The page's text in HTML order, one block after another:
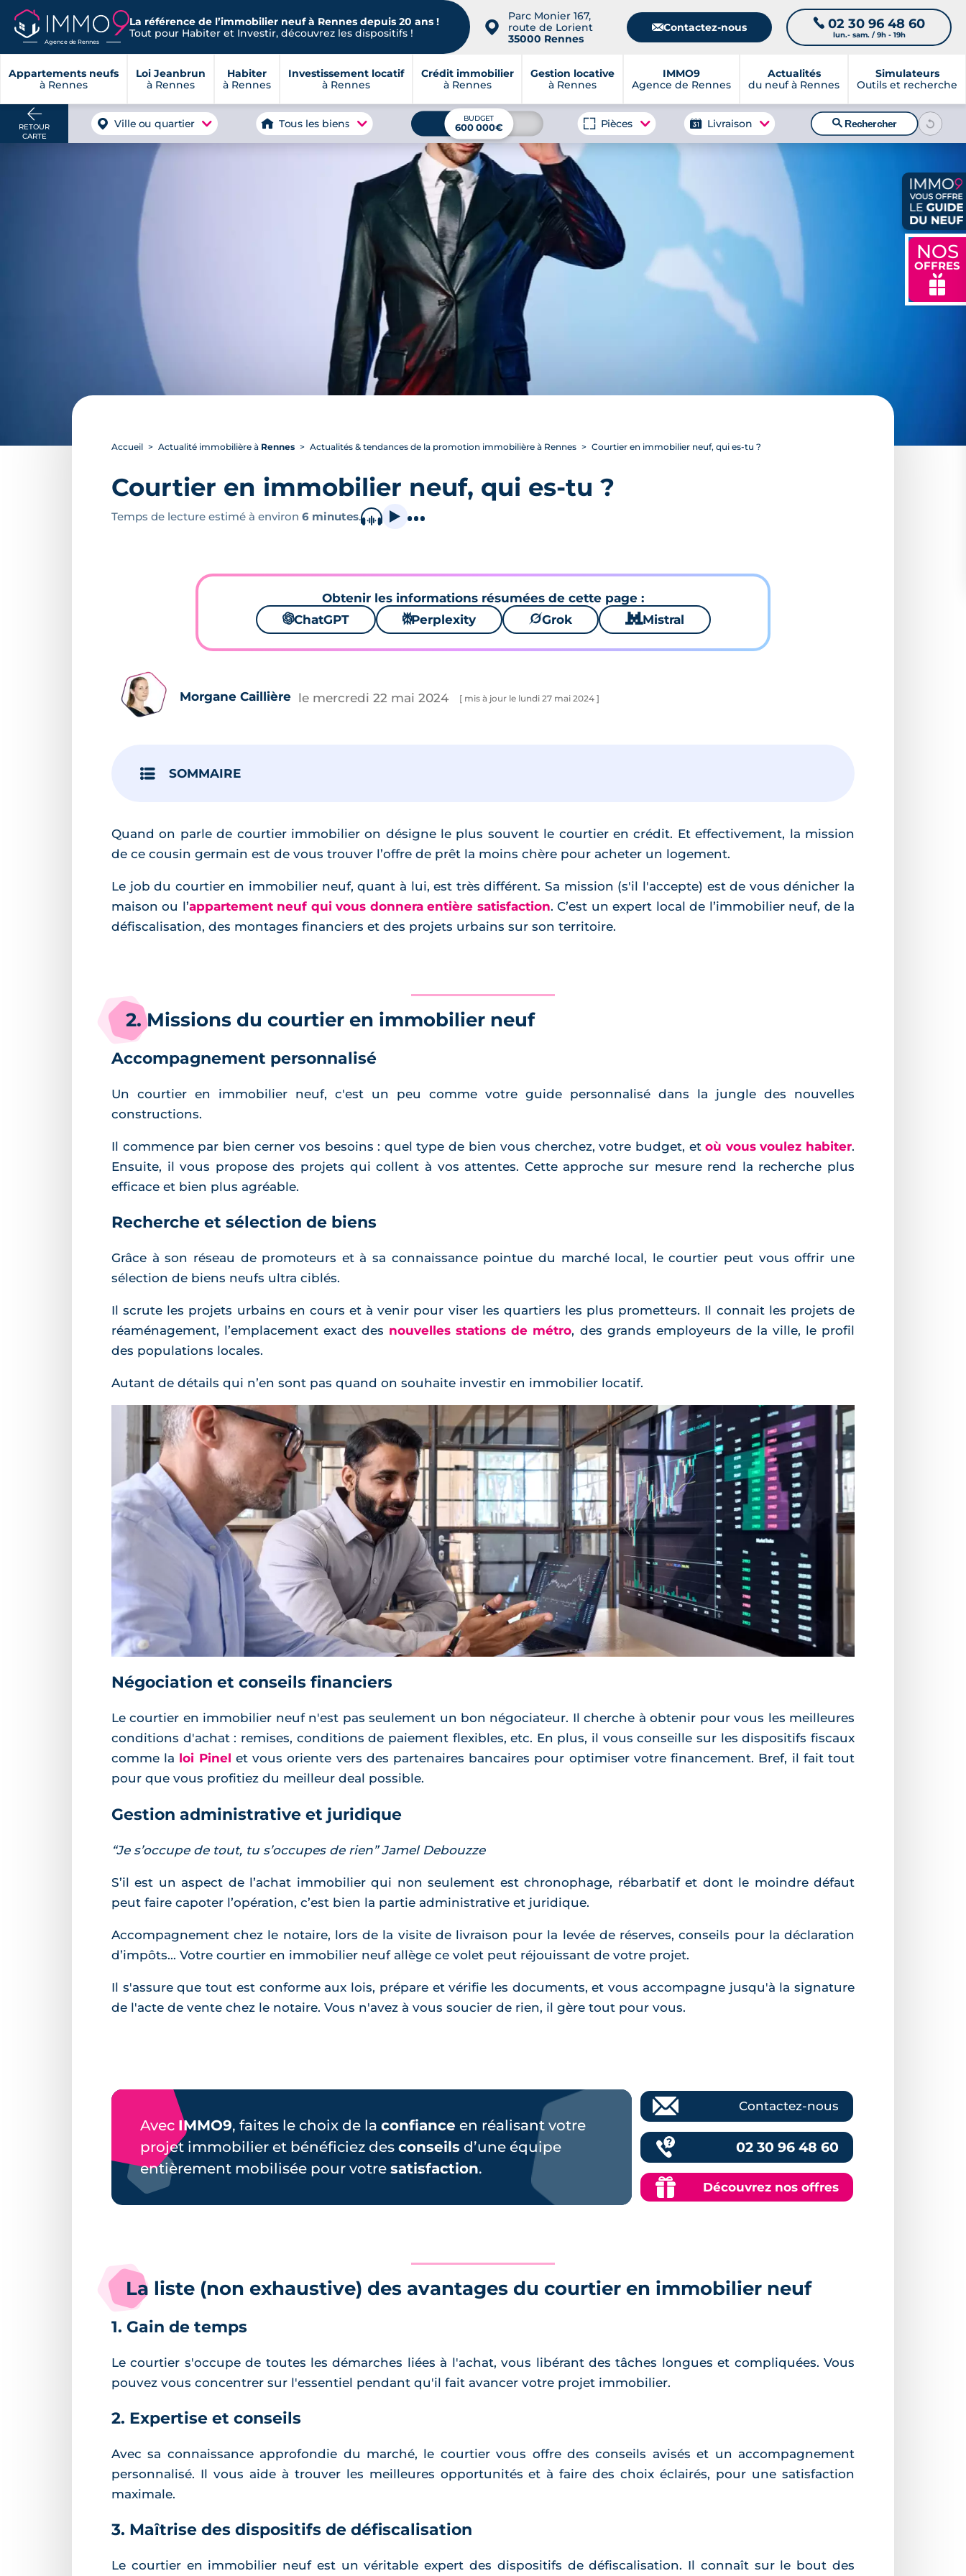
Agence de Rennes
La référence de l’immobilier neuf à Rennes depuis 20 ans !
Tout pour Habiter et Investir, découvrez les dispositifs !
📍
Parc Monier 167,
route de Lorient
35000 Rennes
📧Contactez-nous 📞 02 30 96 48 60
lun.- sam. / 9h - 19h
Appartements neufs
à Rennes
Loi Jeanbrun
à Rennes
Habiter
à Rennes
Investissement locatif
à Rennes
Crédit immobilier
à Rennes
Gestion locative
à Rennes
IMMO9
Agence de Rennes
Actualités
du neuf à Rennes
Simulateurs
Outils et recherche
NOS
OFFRES
🎁
RETOUR
CARTE
Ville ou quartier Tous les biens BUDGET
600 000€ Pièces Livraison 🔍Rechercher
Accueil Actualité immobilière à Rennes Actualités & tendances de la promotion immobilière à Rennes Courtier en immobilier neuf, qui es-tu ?
Courtier en immobilier neuf, qui es-tu ?
Temps de lecture estimé à environ 6 minutes.
Obtenir les informations résumées de cette page :
🌌ChatGPT ⚙Perplexity 🪐Grok 🐱 Mistral
Morgane Caillière le mercredi 22 mai 2024 [ mis à jour le lundi 27 mai 2024 ]
SOMMAIRE
Quand on parle de courtier immobilier on désigne le plus souvent le courtier en crédit. Et effectivement, la mission
de ce cousin germain est de vous trouver l’offre de prêt la moins chère pour acheter un logement.
Le job du courtier en immobilier neuf, quant à lui, est très différent. Sa mission (s'il l'accepte) est de vous dénicher la
maison ou l’appartement neuf qui vous donnera entière satisfaction. C’est un expert local de l’immobilier neuf, de la
défiscalisation, des montages financiers et des projets urbains sur son territoire.
2. Missions du courtier en immobilier neuf
Accompagnement personnalisé
Un courtier en immobilier neuf, c'est un peu comme votre guide personnalisé dans la jungle des nouvelles
constructions.
Il commence par bien cerner vos besoins : quel type de bien vous cherchez, votre budget, etoù vous voulez habiter.
Ensuite, il vous propose des projets qui collent à vos attentes. Cette approche sur mesure rend la recherche plus
efficace et bien plus agréable.
Recherche et sélection de biens
Grâce à son réseau de promoteurs et à sa connaissance pointue du marché local, le courtier peut vous offrir une
sélection de biens neufs ultra ciblés.
Il scrute les projets urbains en cours et à venir pour viser les quartiers les plus prometteurs. Il connait les projets de
réaménagement, l’emplacement exact des nouvelles stations de métro, des grands employeurs de la ville, le profil
des populations locales.
Autant de détails qui n’en sont pas quand on souhaite investir en immobilier locatif.
Négociation et conseils financiers
Le courtier en immobilier neuf n'est pas seulement un bon négociateur. Il cherche à obtenir pour vous les meilleures
conditions d'achat : remises, conditions de paiement flexibles, etc. En plus, il vous conseille sur les dispositifs fiscaux
comme la loi Pinel et vous oriente vers des partenaires bancaires pour optimiser votre financement. Bref, il fait tout
pour que vous profitiez du meilleur deal possible.
Gestion administrative et juridique
“Je s’occupe de tout, tu s’occupes de rien” Jamel Debouzze
S’il est un aspect de l’achat immobilier qui non seulement est chronophage, rébarbatif et dont le moindre défaut
peut faire capoter l’opération, c’est bien la partie administrative et juridique.
Accompagnement chez le notaire, lors de la visite de livraison pour la levée de réserves, conseils pour la déclaration
d’impôts... Votre courtier en immobilier neuf allège ce volet peut réjouissant de votre projet.
Il s'assure que tout est conforme aux lois, prépare et vérifie les documents, et vous accompagne jusqu'à la signature
de l'acte de vente chez le notaire. Vous n'avez à vous soucier de rien, il gère tout pour vous.
Avec IMMO9, faites le choix de la confiance en réalisant votre
projet immobilier et bénéficiez des conseils d’une équipe
entièrement mobilisée pour votre satisfaction.
Contactez-nous
02 30 96 48 60
Découvrez nos offres
La liste (non exhaustive) des avantages du courtier en immobilier neuf
1. Gain de temps
Le courtier s'occupe de toutes les démarches liées à l'achat, vous libérant des tâches longues et compliquées. Vous
pouvez vous concentrer sur l'essentiel pendant qu'il fait avancer votre projet immobilier.
2. Expertise et conseils
Avec sa connaissance approfondie du marché, le courtier vous offre des conseils avisés et un accompagnement
personnalisé. Il vous aide à trouver les meilleures opportunités et à faire des choix éclairés, pour une satisfaction
maximale.
3. Maîtrise des dispositifs de défiscalisation
Le courtier en immobilier neuf est un véritable expert des dispositifs de défiscalisation. Il connaît sur le bout des